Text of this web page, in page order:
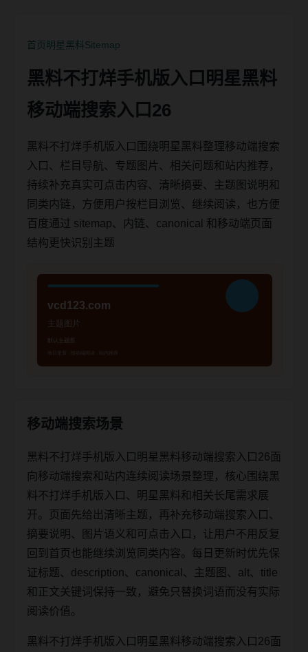
首页明星黑料Sitemap
黑料不打烊手机版入口明星黑料
移动端搜索入口26
黑料不打烊手机版入口围绕明星黑料整理移动端搜索
入口、栏目导航、专题图片、相关问题和站内推荐，
持续补充真实可点击内容、清晰摘要、主题图说明和
同类内链，方便用户按栏目浏览、继续阅读，也方便
百度通过 sitemap、内链、canonical 和移动端页面
结构更快识别主题
移动端搜索场景
黑料不打烊手机版入口明星黑料移动端搜索入口26面
向移动端搜索和站内连续阅读场景整理，核心围绕黑
料不打烊手机版入口、明星黑料和相关长尾需求展
开。页面先给出清晰主题，再补充移动端搜索入口、
摘要说明、图片语义和可点击入口，让用户不用反复
回到首页也能继续浏览同类内容。每日更新时优先保
证标题、description、canonical、主题图、alt、title
和正文关键词保持一致，避免只替换词语而没有实际
阅读价值。
黑料不打烊手机版入口明星黑料移动端搜索入口26面